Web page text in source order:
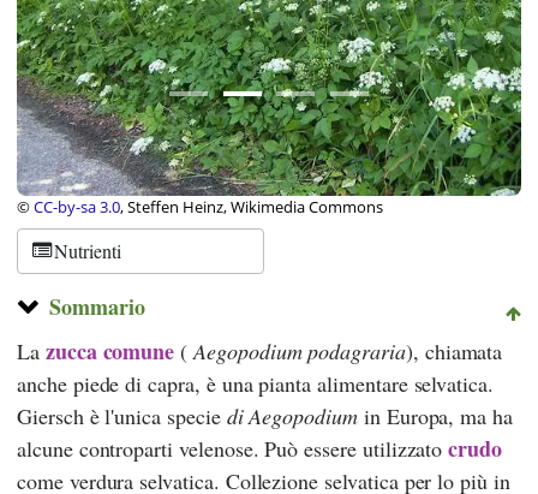
©CC-by-sa 3.0, Steffen Heinz, Wikimedia Commons
Nutrienti
Sommario
La zucca comune (Aegopodium podagraria), chiamata
anche piede di capra, è una pianta alimentare selvatica.
Giersch è l'unica specie di Aegopodiumin Europa, ma ha
alcune controparti velenose. Può essere utilizzatocrudo
come verdura selvatica. Collezione selvatica per lo più in